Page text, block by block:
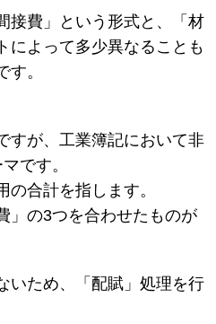
接費」という形式と、「材
によって多少異なることも
。
すが、工業簿記において非
です。
合計を指します。
」の3つを合わせたものが
いため、「配賦」処理を行